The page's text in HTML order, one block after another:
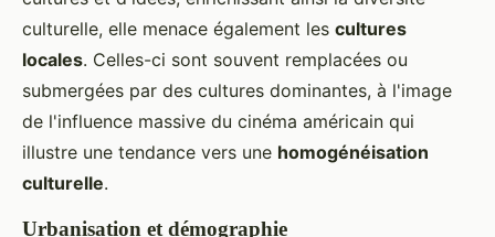
culturelle, elle menace également les cultures
locales. Celles-ci sont souvent remplacées ou
submergées par des cultures dominantes, à l'image
de l'influence massive du cinéma américain qui
illustre une tendance vers une homogénéisation
culturelle.
Urbanisation et démographie